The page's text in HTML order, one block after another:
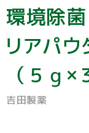
環境除
リアパウ
（５ｇ×
吉田製薬